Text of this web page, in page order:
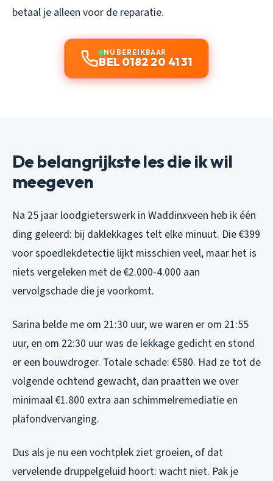
betaal je alleen voor de reparatie.
NU BEREIKBAAR
BEL 0182 20 41 31
De belangrijkste les die ik wil
meegeven
Na 25 jaar loodgieterswerk in Waddinxveen heb ik één
ding geleerd: bij daklekkages telt elke minuut. Die €399
voor spoedlekdetectie lijkt misschien veel, maar het is
niets vergeleken met de €2.000-4.000 aan
vervolgschade die je voorkomt.
Sarina belde me om 21:30 uur, we waren er om 21:55
uur, en om 22:30 uur was de lekkage gedicht en stond
er een bouwdroger. Totale schade: €580. Had ze tot de
volgende ochtend gewacht, dan praatten we over
minimaal €1.800 extra aan schimmelremediatie en
plafondvervanging.
Dus als je nu een vochtplek ziet groeien, of dat
vervelende druppelgeluid hoort: wacht niet. Pak je